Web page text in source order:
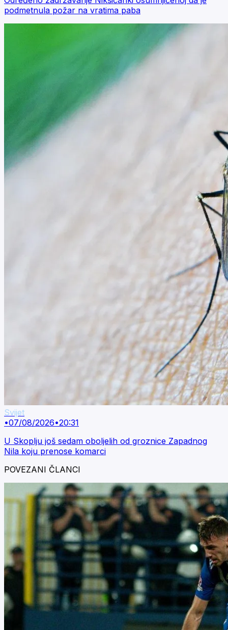
podmetnula požar na vratima paba
Svijet
•07/08/2026•20:31
U Skoplju još sedam oboljelih od groznice Zapadnog
Nila koju prenose komarci
POVEZANI ČLANCI